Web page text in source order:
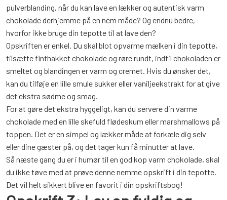
pulverblanding, når du kan lave en lækker og autentisk varm
chokolade derhjemme på en nem måde? Og endnu bedre,
hvorfor ikke bruge din tepotte til at lave den?
Opskriften er enkel. Du skal blot opvarme mælken i din tepotte,
tilsætte finthakket chokolade og røre rundt, indtil chokoladen er
smeltet og blandingen er varm og cremet. Hvis du ønsker det,
kan du tilføje en lille smule sukker eller vaniljeekstrakt for at give
det ekstra sødme og smag.
For at gøre det ekstra hyggeligt, kan du servere din varme
chokolade med en lille skefuld flødeskum eller marshmallows på
toppen. Det er en simpel og lækker måde at forkæle dig selv
eller dine gæster på, og det tager kun få minutter at lave.
Så næste gang du er i humør til en god kop varm chokolade, skal
du ikke tøve med at prøve denne nemme opskrift i din tepotte.
Det vil helt sikkert blive en favorit i din opskriftsbog!